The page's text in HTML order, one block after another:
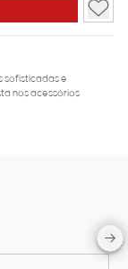
sofisticadas e
nos acessórios